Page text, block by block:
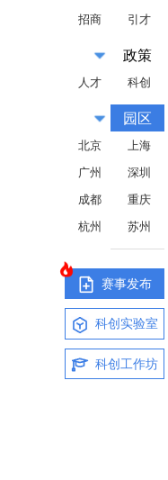
招商 引才
政策
人才 科创
园区
北京
上海
广州
深圳
成都
重庆
杭州
苏州
赛事发布
科创实验室
科创工作坊